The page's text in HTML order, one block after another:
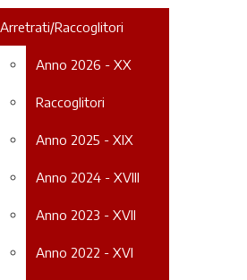
Arretrati/Raccoglitori
Anno 2026 - XX
Raccoglitori
Anno 2025 - XIX
Anno 2024 - XVIII
Anno 2023 - XVII
Anno 2022 - XVI